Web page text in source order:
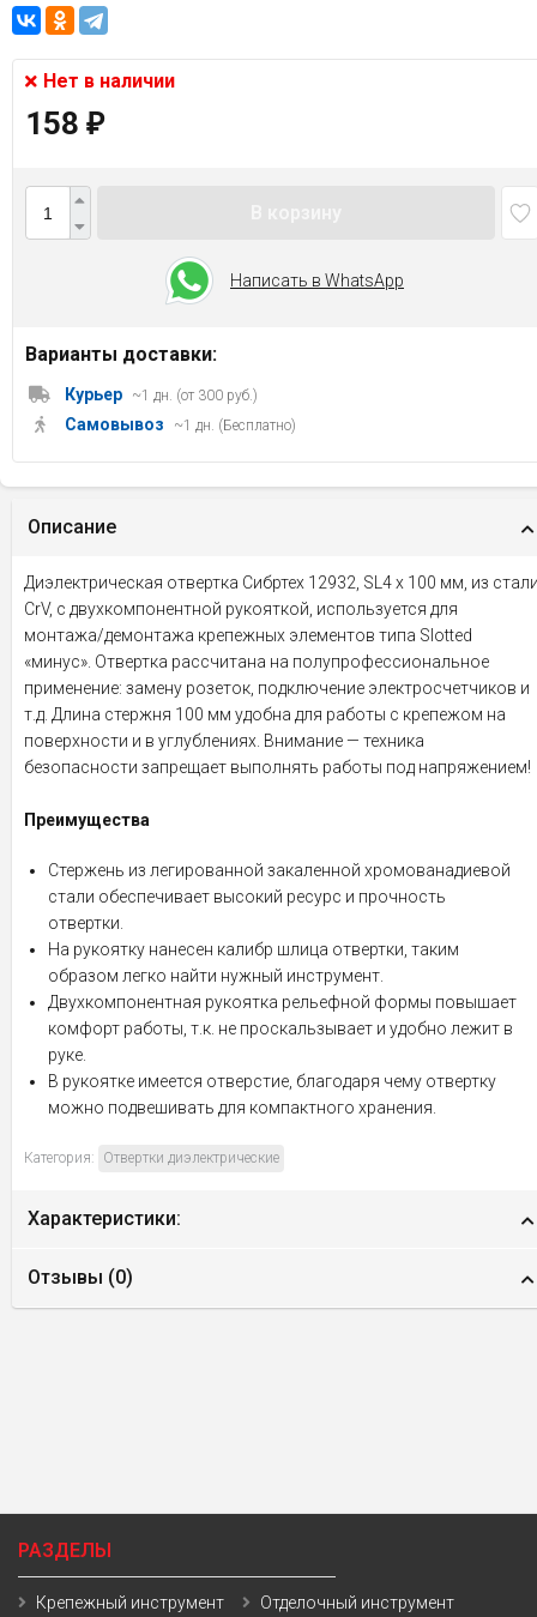
Нет в наличии
158 ₽
Написать в WhatsApp
Варианты доставки:
Курьер ~1 дн. (от 300 руб.)
Самовывоз ~1 дн. (Бесплатно)
Описание
Диэлектрическая отвертка Сибртех 12932, SL4 х 100 мм, из
CrV, с двухкомпонентной рукояткой, используется для
монтажа/демонтажа крепежных элементов типа Slotted
«минус». Отвертка рассчитана на полупрофессиональное
применение: замену розеток, подключение электросчетчиков и
т.д. Длина стержня 100 мм удобна для работы с крепежом на
поверхности и в углублениях. Внимание — техника
безопасности запрещает выполнять работы под напряжением!
Преимущества
Стержень из легированной закаленной хромованадиевой
стали обеспечивает высокий ресурс и прочность
отвертки.
На рукоятку нанесен калибр шлица отвертки, таким
образом легко найти нужный инструмент.
Двухкомпонентная рукоятка рельефной формы повышает
комфорт работы, т.к. не проскальзывает и удобно лежит в
руке.
В рукоятке имеется отверстие, благодаря чему отвертку
можно подвешивать для компактного хранения.
Категория: Отвертки диэлектрические
Характеристики:
Отзывы (0)
РАЗДЕЛЫ
Крепежный инструмент
Отделочный инструмент